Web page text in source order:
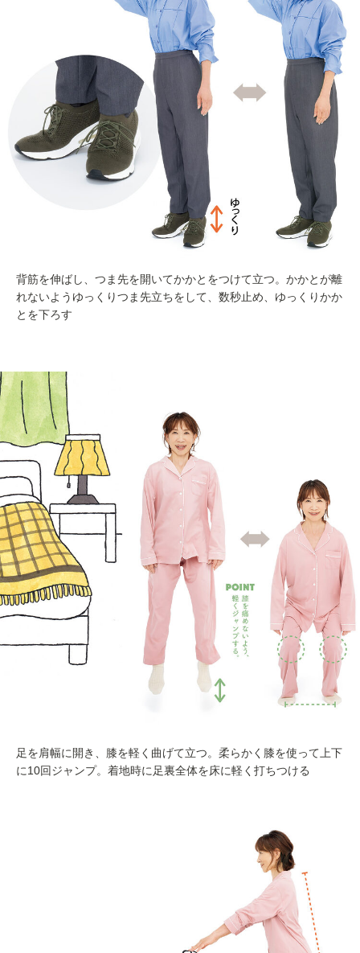
背筋を伸ばし、つま先を開いてかかとをつけて立つ。かかとが離
れないようゆっくりつま先立ちをして、数秒止め、ゆっくりかか
とを下ろす
足を肩幅に開き、膝を軽く曲げて立つ。柔らかく膝を使って上下
に10回ジャンプ。着地時に足裏全体を床に軽く打ちつける